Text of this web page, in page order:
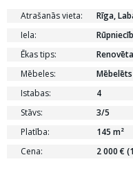
Atrašanās vieta:
Rīga,
Iela:
Ēkas tips:
Mēbeles:
Mēbelēts
Istabas:
4
Stāvs:
3/5
Platība:
145 m²
Cena:
2 000 €